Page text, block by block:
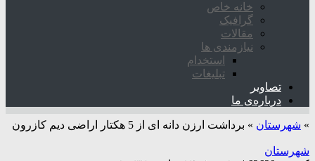
خانه خاص
گرافیک
مقالات
نیازمندی ها
استخدام
تبلیغات
تصاویر
درباره‌ی ما
» شهرستان » برداشت ارزن دانه ای از 5 هکتار اراضی دیم کازرون
شهرستان